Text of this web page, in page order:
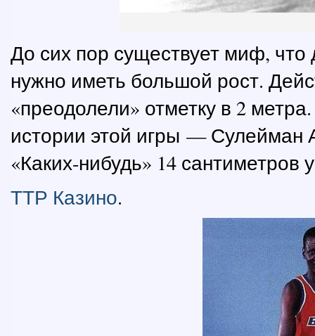
До сих пор существует миф,
нужно иметь большой рост.
«преодолели» отметку в 2
истории этой игры — Сулейман
«Каких-нибудь» 14
ТТР Казино.